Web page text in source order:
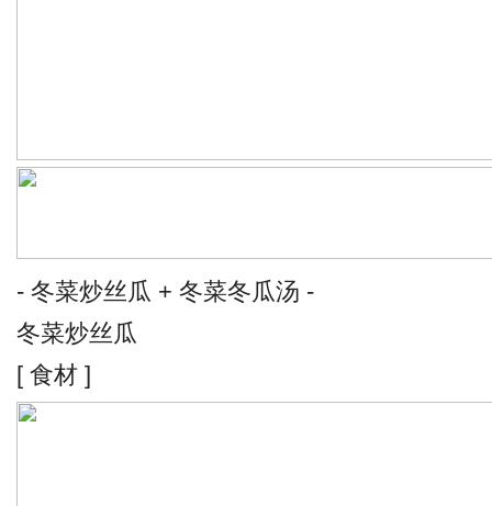
- 冬菜炒丝瓜 + 冬菜冬瓜汤 -
冬菜炒丝瓜
[ 食材 ]